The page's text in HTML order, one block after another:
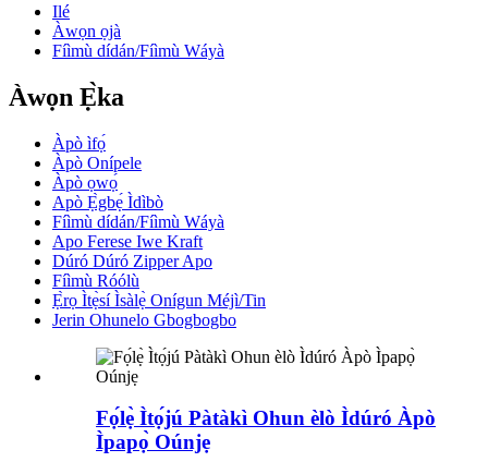
Ilé
Àwọn ọjà
Fíìmù dídán/Fíìmù Wáyà
Àwọn Ẹ̀ka
Àpò ìfọ́
Àpò Onípele
Àpò ọwọ́
Apò Ẹ̀gbẹ́ Ìdìbò
Fíìmù dídán/Fíìmù Wáyà
Apo Ferese Iwe Kraft
Dúró Dúró Zipper Apo
Fíìmù Róólù
Ẹ̀rọ Ìtẹ̀sí Ìsàlẹ̀ Onígun Méjì/Tin
Jerin Ohunelo Gbogbogbo
Fọ́lẹ̀ Ìtọ́jú Pàtàkì Ohun èlò Ìdúró Àpò
Ìpapọ̀ Oúnjẹ